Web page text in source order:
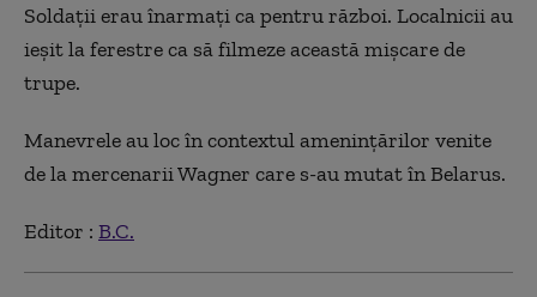
Soldații erau înarmați ca pentru război. Localnicii au
ieșit la ferestre ca să filmeze această mișcare de
trupe.
Manevrele au loc în contextul amenințărilor venite
de la mercenarii Wagner care s-au mutat în Belarus.
Editor : B.C.